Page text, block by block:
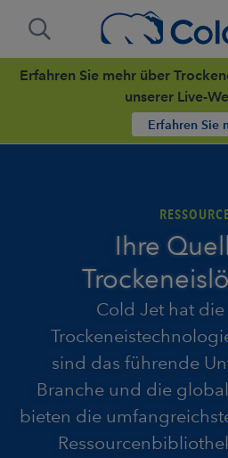
Erfahren Sie mehr über
unserer Live-
Erfahren Sie
Ihre
Cold Jet hat
sind das führende
Branche und die
bieten die